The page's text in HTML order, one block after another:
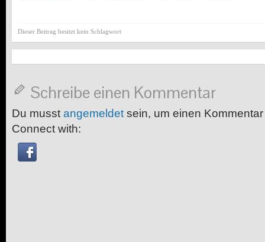
Dieser Beitrag besitzt kein Schlagwort
Schreibe einen Kommentar
Du musst angemeldet sein, um einen
Connect with: